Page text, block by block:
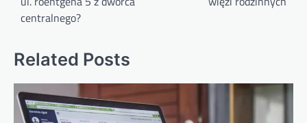
centralnego?
Related Posts